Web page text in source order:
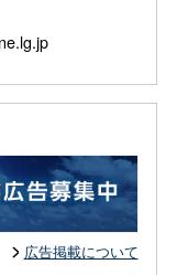
広告掲載について